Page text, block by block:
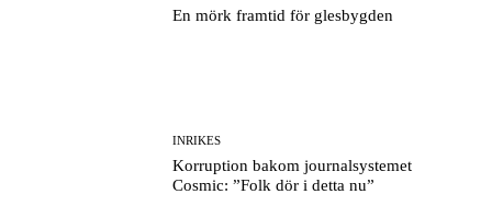
En mörk framtid för glesbygden
INRIKES
Korruption bakom journalsystemet
Cosmic: ”Folk dör i detta nu”